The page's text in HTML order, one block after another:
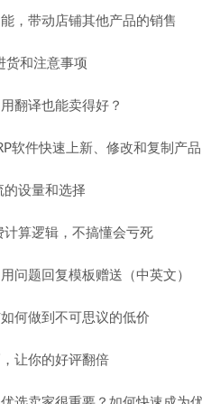
，带动店铺其他产品的销售
和注意事项
翻译也能卖得好？
软件快速上新、修改和复制产品
的设量和选择
计算逻辑，不搞懂会亏死
问题回复模板赠送（中英文）
何做到不可思议的低价
让你的好评翻倍